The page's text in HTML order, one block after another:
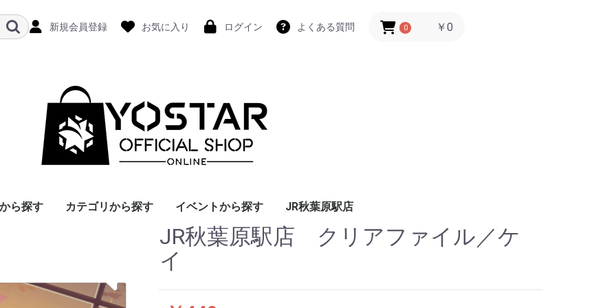
新規会員登録 お気に入り ログイン よくある質問 0 ￥0
ら探す カテゴリから探す イベントから探す JR秋葉原駅店
JR秋葉原駅店 クリアファイル／ケ
イ